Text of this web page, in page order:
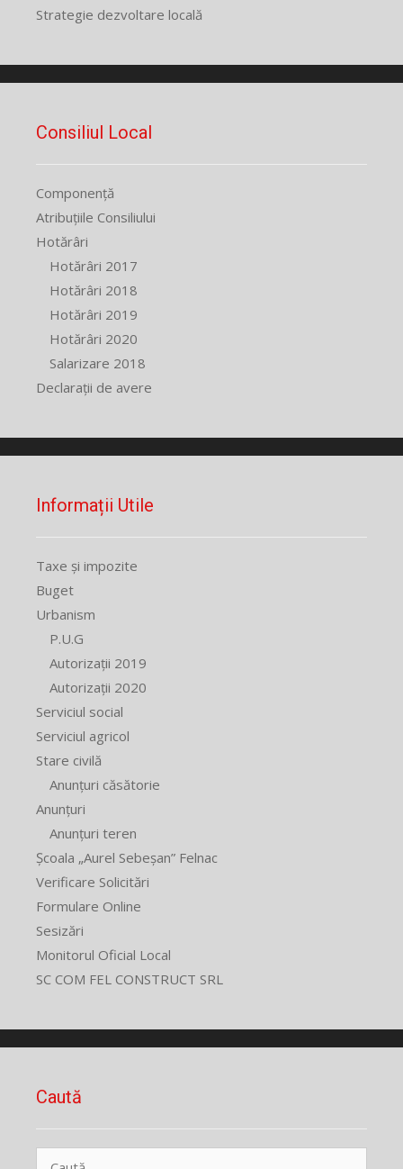
Strategie dezvoltare locală
Consiliul Local
Componență
Atribuțiile Consiliului
Hotărâri
Hotărâri 2017
Hotărâri 2018
Hotărâri 2019
Hotărâri 2020
Salarizare 2018
Declarații de avere
Informații Utile
Taxe și impozite
Buget
Urbanism
P.U.G
Autorizații 2019
Autorizații 2020
Serviciul social
Serviciul agricol
Stare civilă
Anunțuri căsătorie
Anunțuri
Anunțuri teren
Școala „Aurel Sebeșan” Felnac
Verificare Solicitări
Formulare Online
Sesizări
Monitorul Oficial Local
SC COM FEL CONSTRUCT SRL
Caută